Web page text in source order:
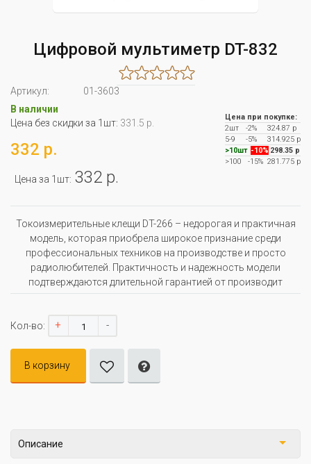
Цифровой мультиметр DT-832
Артикул:
01-3603
В наличии
Цена без скидки за 1шт: 331.5 р.
332 р.
Цена за 1шт: 332 р.
Цена при покупке:
2шт
-2%
324.87 р
5-9
-5%
314.925 р
>10шт -10% 298.35 р
>100
-15% 281.775 р
Токоизмерительные клещи DT-266 – недорогая и практичная
модель, которая приобрела широкое признание среди
профессиональных техников на производстве и просто
радиолюбителей. Практичность и надежность модели
подтверждаются длительной гарантией от производит
Кол-во: + -
В корзину
Описание